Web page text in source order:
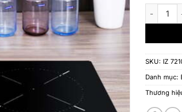
Bếp từ 2
SKU: IZ
Danh mục:
Thương